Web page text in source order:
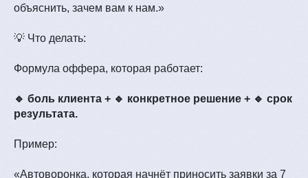
объяснить, зачем вам к нам.»
💡 Что делать:
Формула оффера, которая работает:
🔹 боль клиента + 🔹 конкретное решение + 🔹 срок
результата.
Пример:
«Автоворонка, которая начнёт приносить заявки за 7